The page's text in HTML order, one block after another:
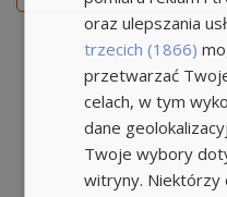
oraz ulepszania
trzecich (1866)
przetwarzać
celach, w tym
dane
Twoje wybory
witryny. Niektórzy